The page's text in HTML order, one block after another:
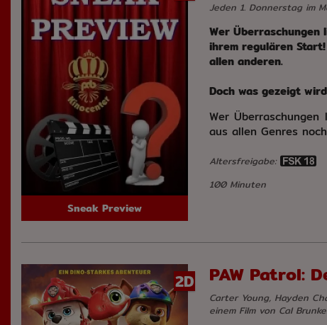
Sneak Preview
Jeden 1. Donnerstag im
Wer
ihrem regulären
allen anderen.
Doch was gezeigt
Wer
aus allen Genres
Altersfreigabe:
100 Minuten
2D PAW Patrol:
Carter Young, Hayden
einem Film von Cal